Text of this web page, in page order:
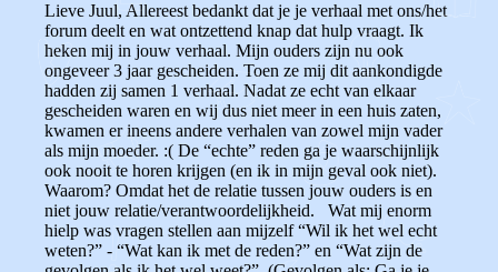
Lieve Juul, Allereest bedankt dat je je verhaal met ons/het
forum deelt en wat ontzettend knap dat hulp vraagt. Ik
heken mij in jouw verhaal. Mijn ouders zijn nu ook
ongeveer 3 jaar gescheiden. Toen ze mij dit aankondigde
hadden zij samen 1 verhaal. Nadat ze echt van elkaar
gescheiden waren en wij dus niet meer in een huis zaten,
kwamen er ineens andere verhalen van zowel mijn vader
als mijn moeder. :( De “echte” reden ga je waarschijnlijk
ook nooit te horen krijgen (en ik in mijn geval ook niet).
Waarom? Omdat het de relatie tussen jouw ouders is en
niet jouw relatie/verantwoordelijkheid. Wat mij enorm
hielp was vragen stellen aan mijzelf “Wil ik het wel echt
weten?” - “Wat kan ik met de reden?” en “Wat zijn de